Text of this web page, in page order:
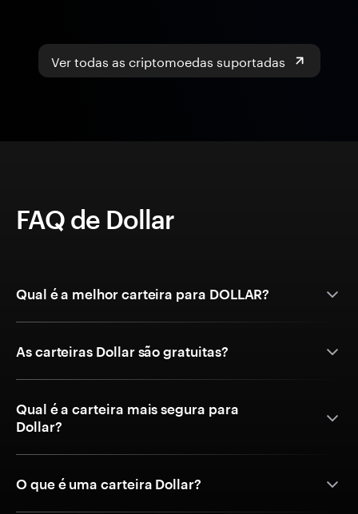
Ver todas as criptomoedas suportadas
FAQ de Dollar
Qual é a melhor carteira para DOLLAR?
As carteiras Dollar são gratuitas?
Qual é a carteira mais segura para
Dollar?
O que é uma carteira Dollar?